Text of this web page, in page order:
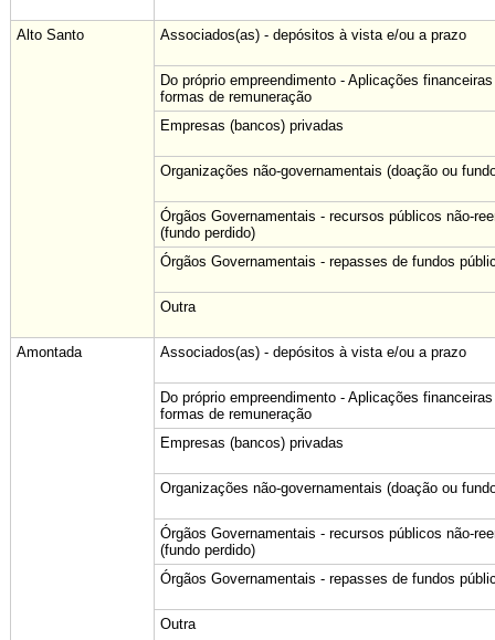
Alto Santo Associados(as) - depósitos à vista e/ou a prazo
Do próprio empreendimento - Aplicações
formas de remuneração
Empresas (bancos) privadas
Organizações não-governamentais (doação ou
Órgãos Governamentais - recursos públicos não-
(fundo perdido)
Órgãos Governamentais - repasses de fundos
Outra
Amontada Associados(as) - depósitos à vista e/ou a prazo
Do próprio empreendimento - Aplicações
formas de remuneração
Empresas (bancos) privadas
Organizações não-governamentais (doação ou
Órgãos Governamentais - recursos públicos não-
(fundo perdido)
Órgãos Governamentais - repasses de fundos
Outra